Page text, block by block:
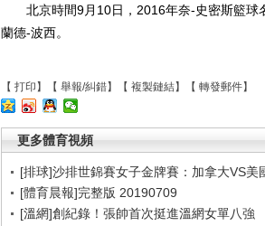
北京時間9月10日，2016年奈-史密斯籃
蘭德-波西。
【 打印 】【 舉報/糾錯】【 複製鏈結】【 轉發郵件】
更多體育視頻
[排球]沙排世錦賽女子金牌賽：加拿大VS美
[體育晨報]完整版 20190709
[溫網]創紀錄！張帥首次挺進溫網女單八強